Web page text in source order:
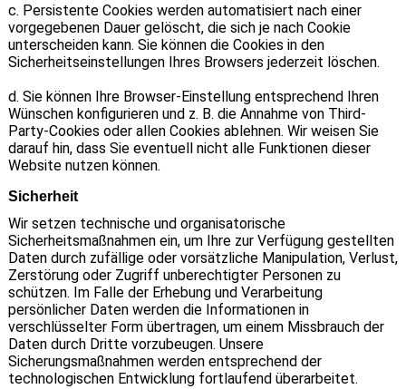
c. Persistente Cookies werden automatisiert nach einer
vorgegebenen Dauer gelöscht, die sich je nach Cookie
unterscheiden kann. Sie können die Cookies in den
Sicherheitseinstellungen Ihres Browsers jederzeit löschen.
d. Sie können Ihre Browser-Einstellung entsprechend Ihren
Wünschen konfigurieren und z. B. die Annahme von Third-
Party-Cookies oder allen Cookies ablehnen. Wir weisen Sie
darauf hin, dass Sie eventuell nicht alle Funktionen dieser
Website nutzen können.
Sicherheit
Wir setzen technische und organisatorische
Sicherheitsmaßnahmen ein, um Ihre zur Verfügung gestellten
Daten durch zufällige oder vorsätzliche Manipulation, Verlust,
Zerstörung oder Zugriff unberechtigter Personen zu
schützen. Im Falle der Erhebung und Verarbeitung
persönlicher Daten werden die Informationen in
verschlüsselter Form übertragen, um einem Missbrauch der
Daten durch Dritte vorzubeugen. Unsere
Sicherungsmaßnahmen werden entsprechend der
technologischen Entwicklung fortlaufend überarbeitet.